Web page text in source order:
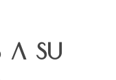
A SU